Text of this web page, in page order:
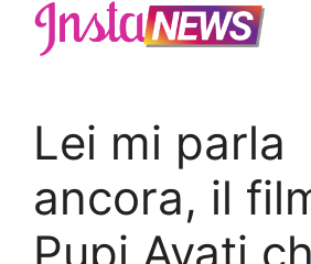
contenuto
Lei mi parla
ancora, il
Pupi Avati